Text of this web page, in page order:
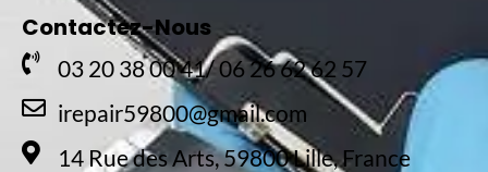
Contactez-Nous
03 20 38 00 41/ 06 26 62 62 57
irepair59800@gmail.com
14 Rue des Arts, 59800 Lille, France